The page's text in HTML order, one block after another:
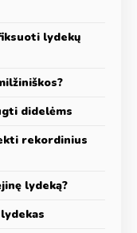
lydekų
didelėms
rekordinius
lydeką?